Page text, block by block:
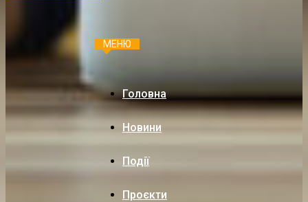
МЕНЮ
Головна
Новини
Події
Проєкти